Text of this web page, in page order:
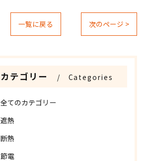
一覧に戻る 次のページ >
カテゴリー Categories
全てのカテゴリー
遮熱
断熱
節電